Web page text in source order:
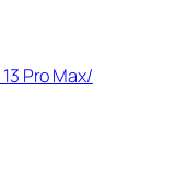
Pro Max/